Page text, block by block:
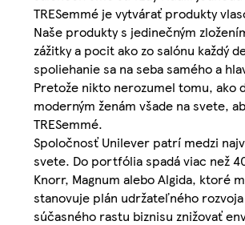
TRESemmé je vytvárať produkty
Naše produkty s jedinečným
zážitky a pocit ako zo salónu každý
spoliehanie sa na seba samého a
Pretože nikto nerozumel tomu, ako
moderným ženám všade na svete,
TRESemmé.
Spoločnosť Unilever patrí medzi
svete. Do portfólia spadá viac než
Knorr, Magnum alebo Algida, ktoré
stanovuje plán udržateľného
súčasného rastu biznisu znižovať